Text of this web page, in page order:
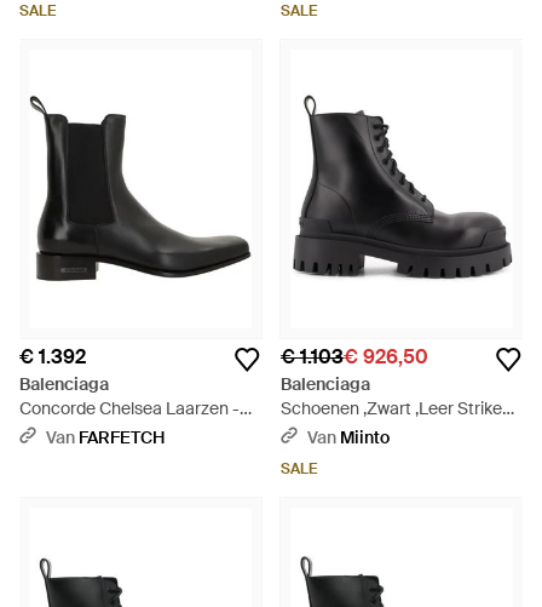
SALE SALE
€ 1.392
Balenciaga
Concorde Chelsea Laarzen -
Zwart
Van FARFETCH
€ 1.103€ 926,50
Balenciaga
Schoenen ,Zwart ,Leer Strike
Veterlaars - Zwart
Van Miinto
SALE